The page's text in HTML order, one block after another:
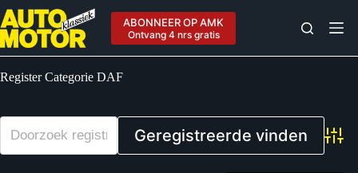
Ga
naar
de
inhoud
ABONNEER OP AMK
Ontvang 4 nrs gratis
Register Categorie DAF